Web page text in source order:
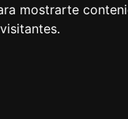
mostrarte